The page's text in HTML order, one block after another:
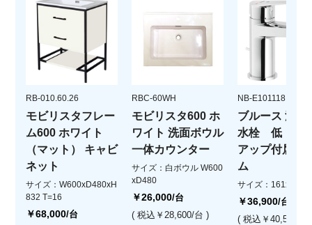
RB-010.60.26
モビリスタフレー
ム600 ホワイト
（マット） キャビ
ネット
サイズ：W600xD480xH
832 T=16
￥68,000/台
RBC-60WH
モビリスタ600 ホ
ワイト 洗面ボウル
一体カウンター
サイズ：白ボウル W600
xD480
￥26,000/台
( 税込￥28,600/台 )
NB-E101118.1CR
ブルース 湯水
水栓 低 ポ
アップ付属 ク
ム
サイズ：
￥36,900/台
( 税込￥40,590/台